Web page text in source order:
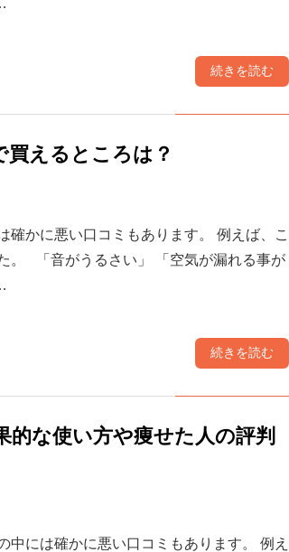
続きを読む
えるところは？
確かに悪い口コミもあります。 例えば、こ
。 「音がうるさい」 「空気が漏れる事が
続きを読む
な使い方や痩せた人の評判
中には確かに悪い口コミもあります。 例え